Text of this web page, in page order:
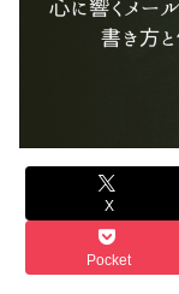
X
Pocket